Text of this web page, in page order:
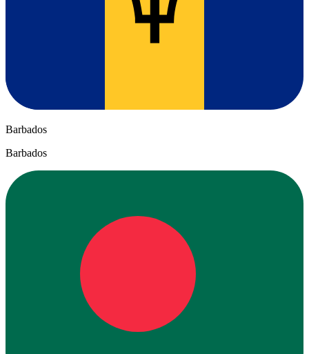
Barbados
Barbados